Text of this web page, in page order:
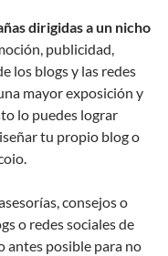
dirigidas a un nicho
publicidad,
los blogs y las redes
mayor exposición y
lo puedes lograr
tu propio blog o
consejos o
o redes sociales de
antes posible para no